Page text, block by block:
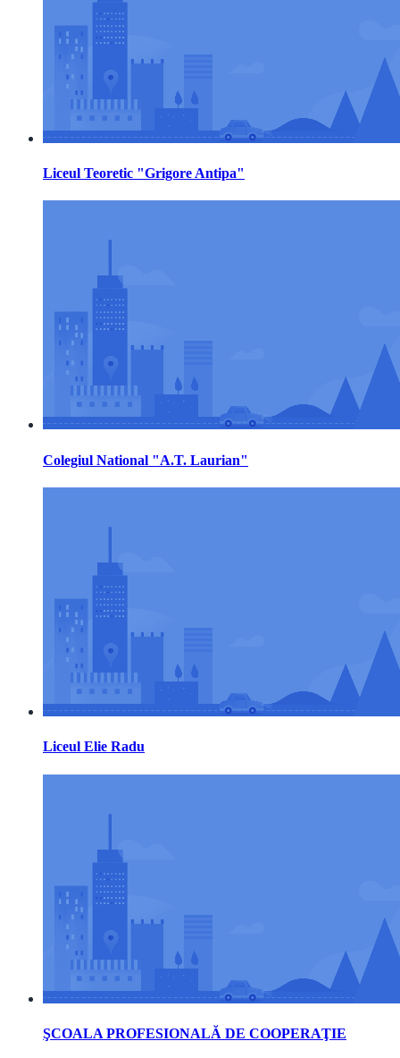
Liceul Teoretic "Grigore Antipa"
Colegiul National "A.T. Laurian"
Liceul Elie Radu
ŞCOALA PROFESIONALĂ DE COOPERAŢIE